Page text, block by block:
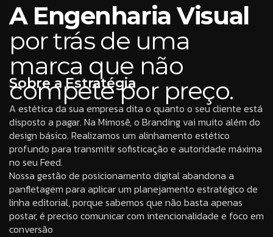
A Engenharia Visual
por trás de uma
marca que não
compete por preço.
Sobre a Estratégia
A estética da sua empresa dita o quanto o seu cliente está
disposto a pagar. Na Mimosê, o Branding vai muito além do
design básico. Realizamos um alinhamento estético
profundo para transmitir sofisticação e autoridade máxima
no seu Feed.
Nossa gestão de posicionamento digital abandona a
panfletagem para aplicar um planejamento estratégico de
linha editorial, porque sabemos que não basta apenas
postar, é preciso comunicar com intencionalidade e foco em
conversão